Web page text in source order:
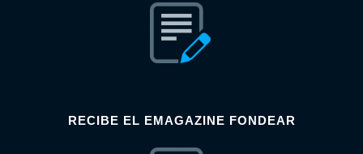
RECIBE EL EMAGAZINE FONDEAR